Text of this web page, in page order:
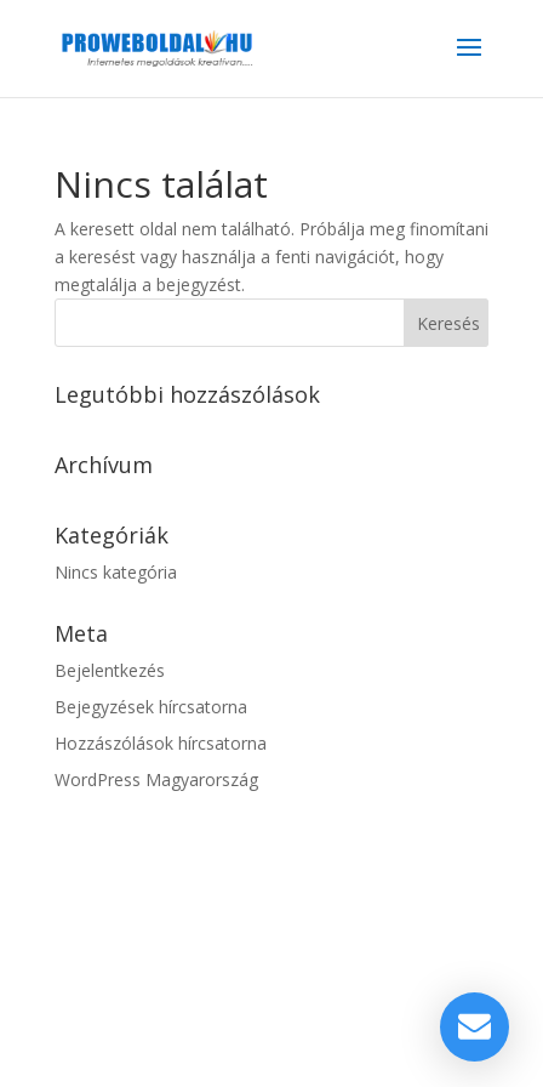
Nincs találat
A keresett oldal nem található. Próbálja meg finomítani
a keresést vagy használja a fenti navigációt, hogy
megtalálja a bejegyzést.
Legutóbbi hozzászólások
Archívum
Kategóriák
Nincs kategória
Meta
Bejelentkezés
Bejegyzések hírcsatorna
Hozzászólások hírcsatorna
WordPress Magyarország